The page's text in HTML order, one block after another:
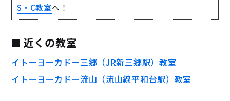
S・C教室へ！
近くの教室
イトーヨーカドー三郷（JR新三郷駅）教室
イトーヨーカドー流山（流山線平和台駅）教室